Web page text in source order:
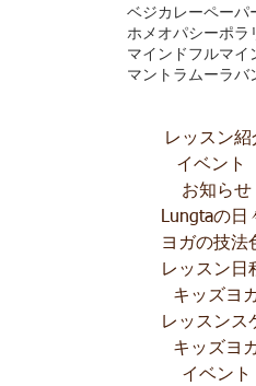
ベジカレーペーパ
ホメオパシーポラ
マインドフルマイ
マントラ ムーラバ
レッスン紹
イベント
お知らせ
Lungtaの日
ヨガの技法
レッスン日
キッズヨ
キッズヨ
イベント